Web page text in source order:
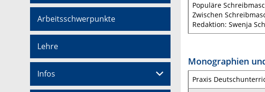
Arbeitsschwerpunkte
Lehre
Infos
Populäre
Zwischen
Redaktion: Swenja
Monographien
Praxis